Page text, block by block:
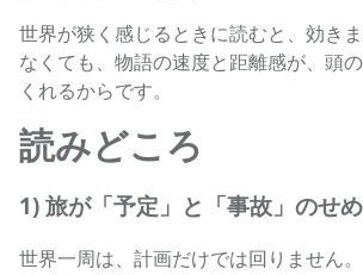
世界が狭く感じるときに読むと、効き
なくても、物語の速度と距離感が、頭
くれるからです。
読みどころ
1) 旅が「予定」と「事故」のせ
世界一周は、計画だけでは回りません